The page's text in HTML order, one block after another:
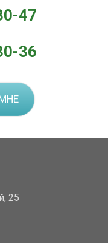
47
36
25